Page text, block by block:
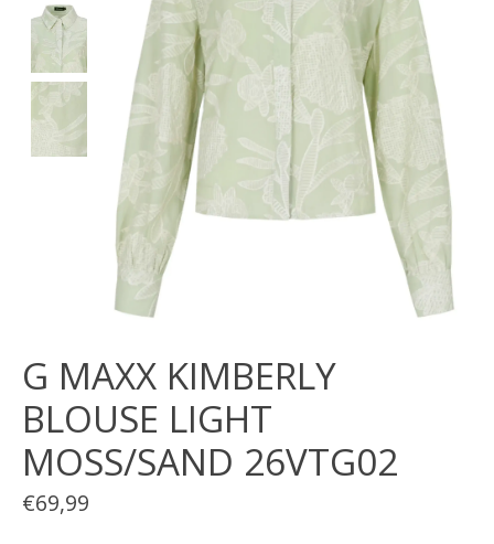
G MAXX KIMBERLY
BLOUSE LIGHT
MOSS/SAND 26VTG02
€69,99